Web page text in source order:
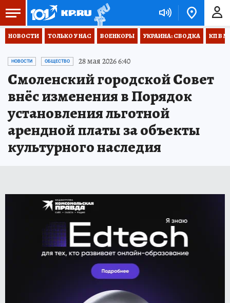
НОВОСТИ ТОЛЬКО У НАС ВОЕНКОРЫ УКРАИНА: СВОДКА КП В
НОВОСТИ ОБЩЕСТВО 28 мая 2026 6:40
Смоленский городской Совет
внёс изменения в Порядок
установления льготной
арендной платы за объекты
культурного наследия